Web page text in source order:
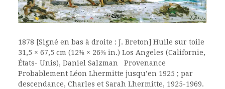
1878 [Signé en bas à droite : J. Breton] Huile sur toile
31,5 × 67,5 cm (12⅜ × 26⅜ in.) Los Angeles (Californie,
États- Unis), Daniel Salzman Provenance
Probablement Léon Lhermitte jusqu’en 1925 ; par
descendance, Charles et Sarah Lhermitte, 1925-1969.